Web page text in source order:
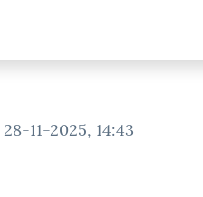
28-11-2025, 14:43